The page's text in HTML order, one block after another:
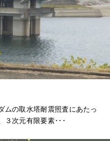
の取水塔耐震照査にあたっ
３次元有限要素･･･